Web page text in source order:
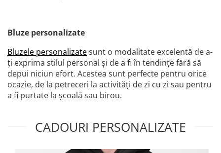
Bluze personalizate
Bluzele personalizatesunt o modalitate excelentă de a-
ți exprima stilul personal și de a fi în tendințe fără să
depui niciun efort. Acestea sunt perfecte pentru orice
ocazie, de la petreceri la activități de zi cu zi sau pentru
a fi purtate la școală sau birou.
CADOURI PERSONALIZATE